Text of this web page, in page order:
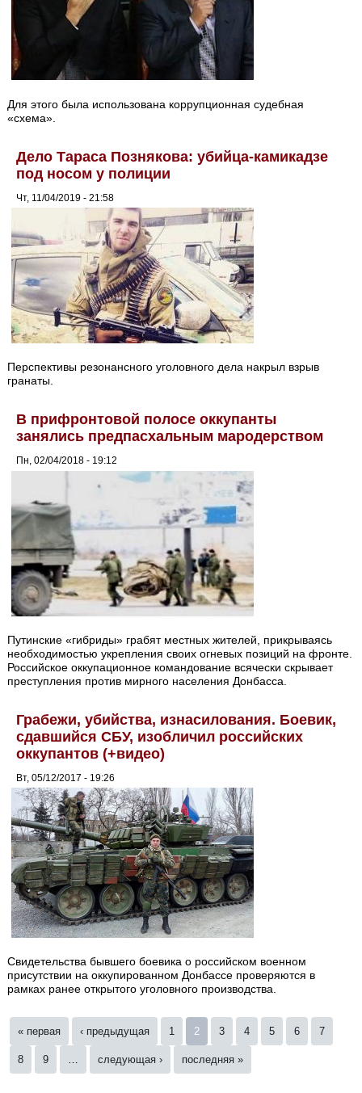
Для этого была использована коррупционная судебная
«схема».
Дело Тараса Познякова: убийца-камикадзе
под носом у полиции
Чт, 11/04/2019 - 21:58
Перспективы резонансного уголовного дела накрыл взрыв
гранаты.
В прифронтовой полосе оккупанты
занялись предпасхальным мародерством
Пн, 02/04/2018 - 19:12
Путинские «гибриды» грабят местных жителей, прикрываясь
необходимостью укрепления своих огневых позиций на фронте.
Российское оккупационное командование всячески скрывает
преступления против мирного населения Донбасса.
Грабежи, убийства, изнасилования. Боевик,
сдавшийся СБУ, изобличил российских
оккупантов (+видео)
Вт, 05/12/2017 - 19:26
Свидетельства бывшего боевика о российском военном
присутствии на оккупированном Донбассе проверяются в
рамках ранее открытого уголовного производства.
Страницы
« первая ‹ предыдущая 1 2 3 4 5 6 7
8 9 … следующая › последняя »